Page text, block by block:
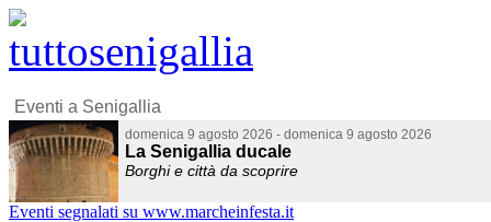
Eventi segnalati su www.marcheinfesta.it